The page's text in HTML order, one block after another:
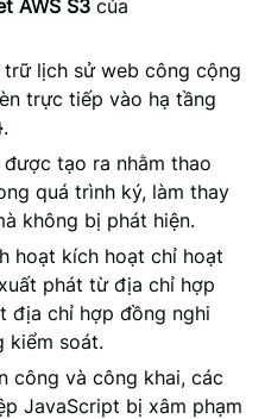
AWS S3 của
lịch sử web công cộng
trực tiếp vào hạ tầng
tạo ra nhằm thao
quá trình ký, làm thay
không bị phát hiện.
hoạt kích hoạt chỉ hoạt
phát từ địa chỉ hợp
địa chỉ hợp đồng nghi
kiểm soát.
công và công khai, các
JavaScript bị xâm phạm